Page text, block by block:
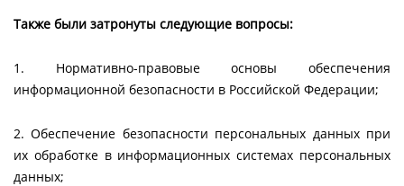
Также были затронуты следующие вопросы:
1. Нормативно-правовые основы обеспечения
информационной безопасности в Российской Федерации;
2. Обеспечение безопасности персональных данных при
их обработке в информационных системах персональных
данных;